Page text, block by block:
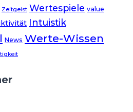
Zeitgeist Wertespiele value
Intuistik
News Werte-Wissen